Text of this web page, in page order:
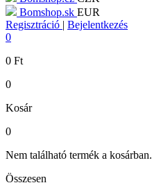
Bomshop.sk EUR
Regisztráció | Bejelentkezés
0
0 Ft
0
Kosár
0
Nem található termék a kosárban.
Összesen